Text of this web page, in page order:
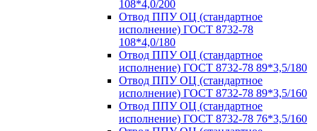
108*4,0/200
Отвод ППУ ОЦ (стандартное
исполнение) ГОСТ 8732-78
108*4,0/180
Отвод ППУ ОЦ (стандартное
исполнение) ГОСТ 8732-78 89*3,5/180
Отвод ППУ ОЦ (стандартное
исполнение) ГОСТ 8732-78 89*3,5/160
Отвод ППУ ОЦ (стандартное
исполнение) ГОСТ 8732-78 76*3,5/160